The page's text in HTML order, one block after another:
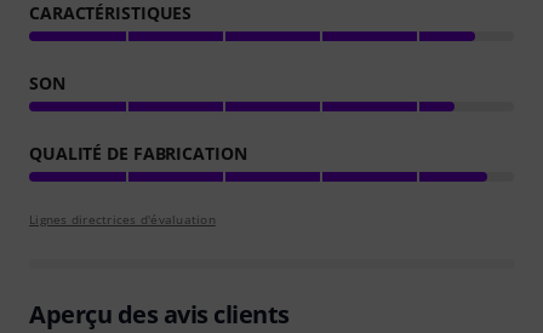
CARACTÉRISTIQUES
SON
QUALITÉ DE FABRICATION
Lignes directrices d'évaluation
Aperçu des avis clients